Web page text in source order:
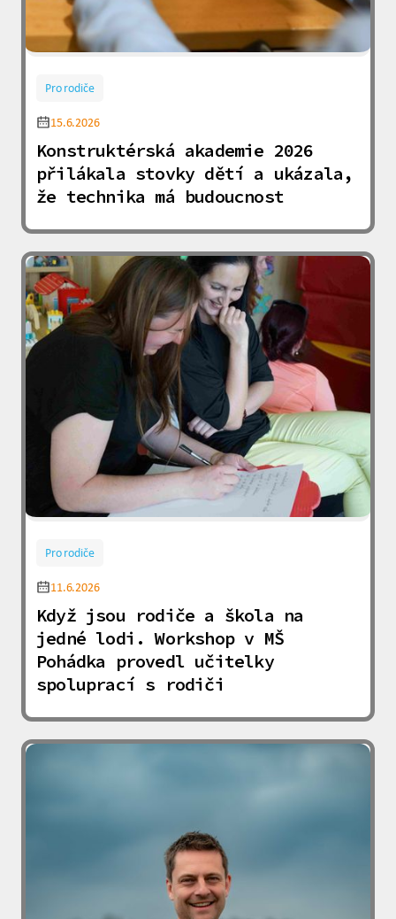
Pro rodiče
15.6.2026
Konstruktérská akademie 2026
přilákala stovky dětí a ukázala,
že technika má budoucnost
Pro rodiče
11.6.2026
Když jsou rodiče a škola na
jedné lodi. Workshop v MŠ
Pohádka provedl učitelky
spoluprací s rodiči